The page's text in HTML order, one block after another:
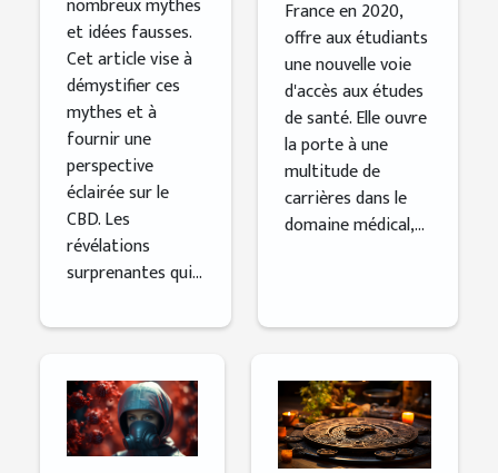
nombreux mythes
et idées fausses.
Cet article vise à
démystifier ces
mythes et à
fournir une
perspective
éclairée sur le
CBD. Les
révélations
surprenantes qui...
France en 2020,
offre aux étudiants
une nouvelle voie
d'accès aux études
de santé. Elle ouvre
la porte à une
multitude de
carrières dans le
domaine médical,...